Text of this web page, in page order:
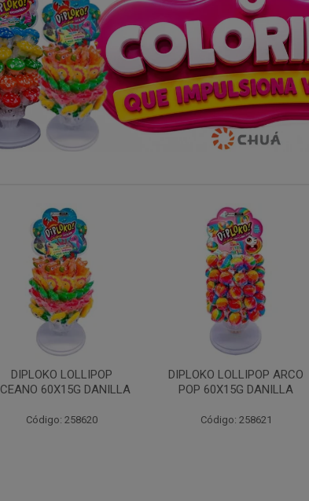
DIPLOKO LOLLIPOP ARCO
POP 60X15G DANILLA
Código: 258621
DIPLOKO LOLLIPOP ARCO
CUBO 60X15G DANILL
Código: 258622